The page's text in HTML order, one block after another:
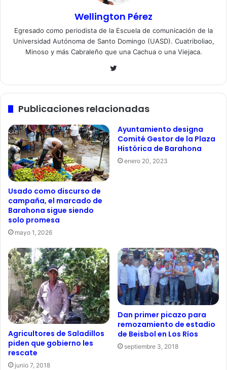
Wellington Pérez
Egresado como periodista de la Escuela de comunicación de la
Universidad Autónoma de Santo Domingo (UASD). Cuatriboliao,
Minoso y más Cabraleño que una Cachua o una Viejaca.
Twitter
Publicaciones relacionadas
Usado como discurso de
campaña, el marcado de
Barahona sigue siendo
solo promesa
mayo 1, 2026
Ayuntamiento designa
Comité Gestor de la Plaza
Histórica de Barahona
enero 20, 2023
Agricultores de Saladillos
piden que gobierno les
rescate
junio 7, 2018
Dan primer picazo para
remozamiento de estadio
de Beisbol en Los Ríos
septiembre 3, 2018